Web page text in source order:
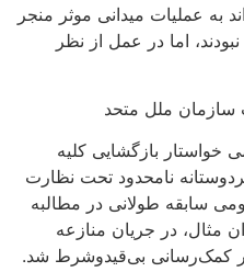
عملیات میدانی موثر منجر
اما در عمل از نظر
ملل متحد
خواستار بازگشایی کلیه‌
نامحدود تحت نظارت
سابقه طولانی در مطالبه‌
مثال، در جریان منازعه
کمک‌رسانی بی‌قیدوشرط شد.